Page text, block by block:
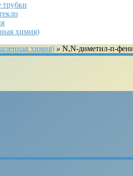
химия)
химия) » N,N-диметил-п-